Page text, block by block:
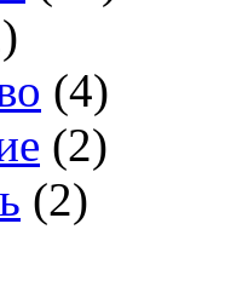
(4)
(2)
(2)